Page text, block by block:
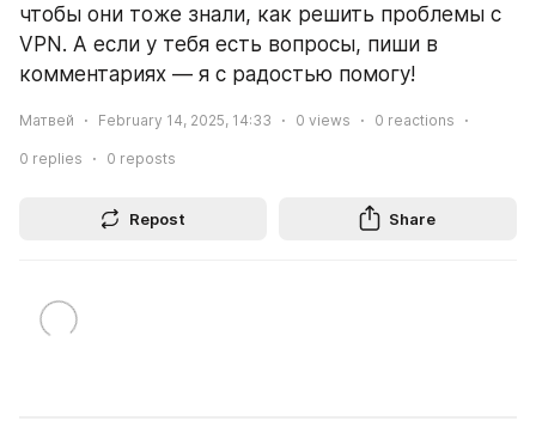
чтобы они тоже знали, как решить проблемы с
VPN. А если у тебя есть вопросы, пиши в
комментариях — я с радостью помогу!
Матвей February 14, 2025, 14:33 0 views 0 reactions
0 replies 0 reposts
Repost Share